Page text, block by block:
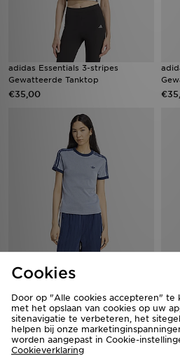
adidas Essentials 3-stripes
Gewatteerde Tanktop
€35,00
€40,00
Cookies
Door op "Alle cookies accepteren" te
met het opslaan van cookies op uw
sitenavigatie te verbeteren, het
helpen bij onze
worden aangepast in Cookie-
Cookieverklaring